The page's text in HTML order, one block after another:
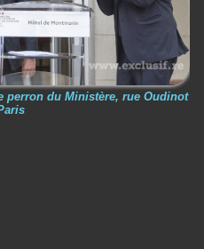
du Ministère, rue Oudinot